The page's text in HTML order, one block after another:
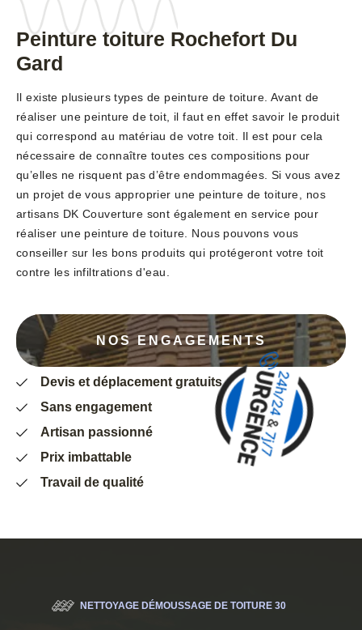
Peinture toiture Rochefort Du
Gard
Il existe plusieurs types de peinture de toiture. Avant de
réaliser une peinture de toit, il faut en effet savoir le produit
qui correspond au matériau de votre toit. Il est pour cela
nécessaire de connaître toutes ces compositions pour
qu’elles ne risquent pas d’être endommagées. Si vous avez
un projet de vous approprier une peinture de toiture, nos
artisans DK Couverture sont également en service pour
réaliser une peinture de toiture. Nous pouvons vous
conseiller sur les bons produits qui protégeront votre toit
contre les infiltrations d'eau.
NOS ENGAGEMENTS
Devis et déplacement gratuits
Sans engagement
Artisan passionné
Prix imbattable
Travail de qualité
NETTOYAGE DÉMOUSSAGE DE TOITURE 30